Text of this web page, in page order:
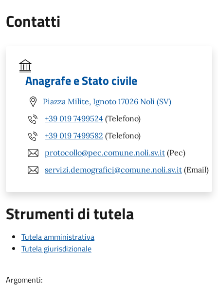
Contatti
Anagrafe e Stato civile
Piazza Milite, Ignoto 17026 Noli (SV)
+39 019 7499524 (Telefono)
+39 019 7499582 (Telefono)
protocollo@pec.comune.noli.sv.it (Pec)
servizi.demografici@comune.noli.sv.it (Email)
Strumenti di tutela
Tutela amministrativa
Tutela giurisdizionale
Argomenti: